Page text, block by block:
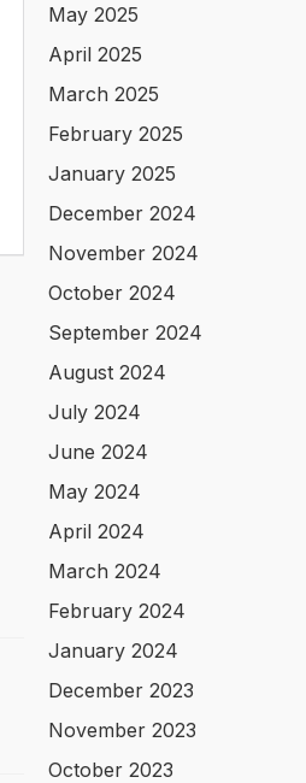
May 2025
April 2025
March 2025
February 2025
January 2025
December 2024
November 2024
October 2024
September 2024
August 2024
July 2024
June 2024
May 2024
April 2024
March 2024
February 2024
January 2024
December 2023
November 2023
October 2023